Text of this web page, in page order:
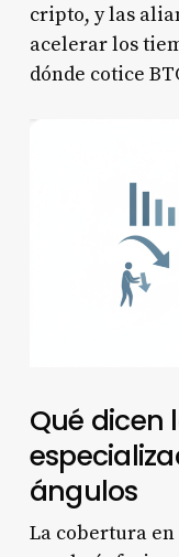
cripto, y las
acelerar los
dónde cotice
Qué dicen
ángulos
La cobertura